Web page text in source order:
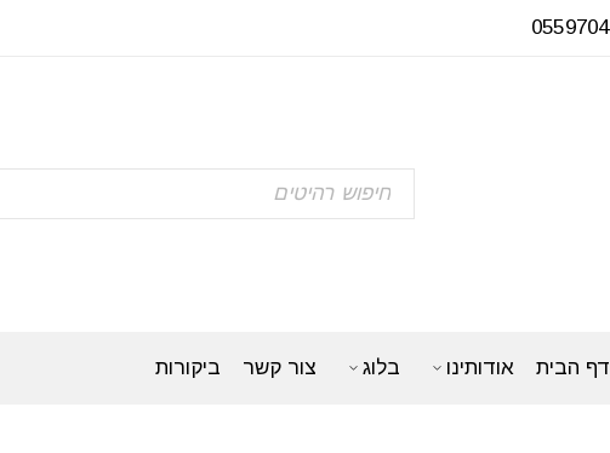
דף הבית אודותינו בלוג צור קשר ביקורות